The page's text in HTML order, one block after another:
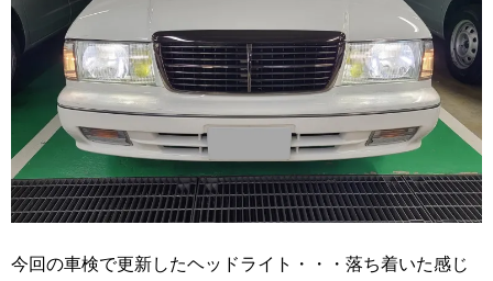
今回の車検で更新したヘッドライト・・・落ち着いた感じ